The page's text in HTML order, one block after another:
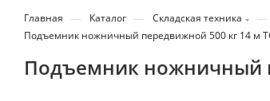
Главная — Каталог — Складская техника —
Подъемник ножничный передвижной 500 кг 14 м
Подъемник ножничный